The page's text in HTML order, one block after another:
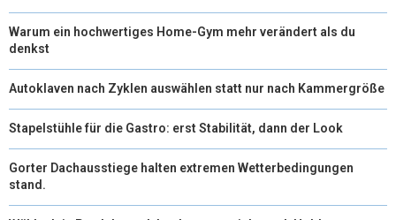
Warum ein hochwertiges Home-Gym mehr verändert als du
denkst
Autoklaven nach Zyklen auswählen statt nur nach Kammergröße
Stapelstühle für die Gastro: erst Stabilität, dann der Look
Gorter Dachausstiege halten extremen Wetterbedingungen
stand.